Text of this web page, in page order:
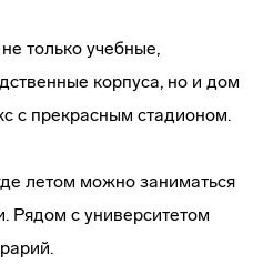
только учебные,
корпуса, но и дом
с прекрасным стадионом.
летом можно заниматься
с университетом